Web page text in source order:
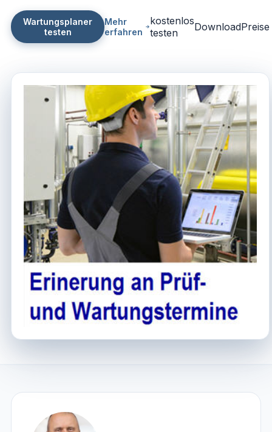
Wartungsplaner
testen
Mehr
erfahren
kostenlos
testen
DownloadPreise